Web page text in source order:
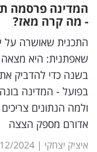
דיגיטל
וטק
שיווק
ופרסום
משפט
מדדים
- מה קרה מאז?
התכנית שאושרה על
בשנה כדי להדביק
בפועל - המדינה
ולמה הנתונים
אדורם מספק הצצה
איציק יצחקי |
2024